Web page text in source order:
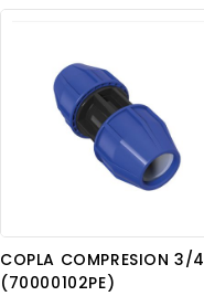
COPLA COMPRESION 3/4
(70000102PE)